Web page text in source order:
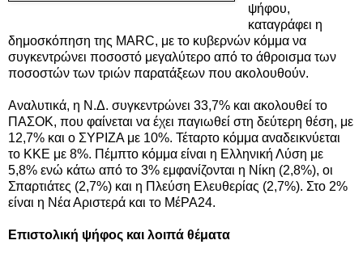
ψήφου,
καταγράφει η
δημοσκόπηση της MARC, με το κυβερνών κόμμα να
συγκεντρώνει ποσοστό μεγαλύτερο από το άθροισμα των
ποσοστών των τριών παρατάξεων που ακολουθούν.
Αναλυτικά, η Ν.Δ. συγκεντρώνει 33,7% και ακολουθεί το
ΠΑΣΟΚ, που φαίνεται να έχει παγιωθεί στη δεύτερη θέση, με
12,7% και ο ΣΥΡΙΖΑ με 10%. Τέταρτο κόμμα αναδεικνύεται
το ΚΚΕ με 8%. Πέμπτο κόμμα είναι η Ελληνική Λύση με
5,8% ενώ κάτω από το 3% εμφανίζονται η Νίκη (2,8%), οι
Σπαρτιάτες (2,7%) και η Πλεύση Ελευθερίας (2,7%). Στο 2%
είναι η Νέα Αριστερά και το ΜέΡΑ24.
Επιστολική ψήφος και λοιπά θέματα